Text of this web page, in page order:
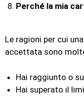
Perché la mia
Le ragioni per cui
accettata sono
Hai raggiunto o
Hai superato il